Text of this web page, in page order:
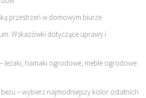
przestrzeń w domowym biurze
Wskazówki dotyczące uprawy i
leżaki, hamaki ogrodowe, meble ogrodowe:
– wybierz najmodniejszy kolor ostatnich